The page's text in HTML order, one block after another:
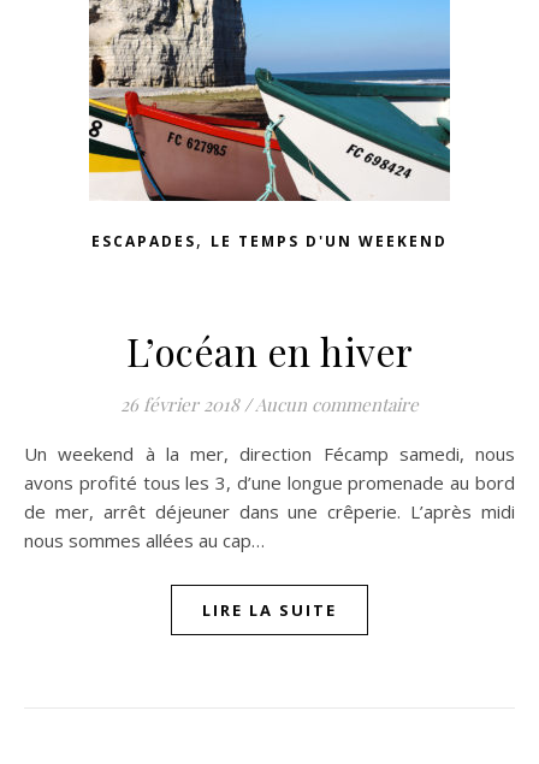
ESCAPADES, LE TEMPS D'UN WEEKEND
L’océan en hiver
26 février 2018 /Aucun commentaire
Un weekend à la mer, direction Fécamp samedi, nous
avons profité tous les 3, d’une longue promenade au bord
de mer, arrêt déjeuner dans une crêperie. L’après midi
nous sommes allées au cap…
LIRE LA SUITE